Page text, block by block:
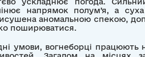
напрямок полум’я, а суха
аномальною спекою,
поширюватися.
умови, вогнеборці працюють